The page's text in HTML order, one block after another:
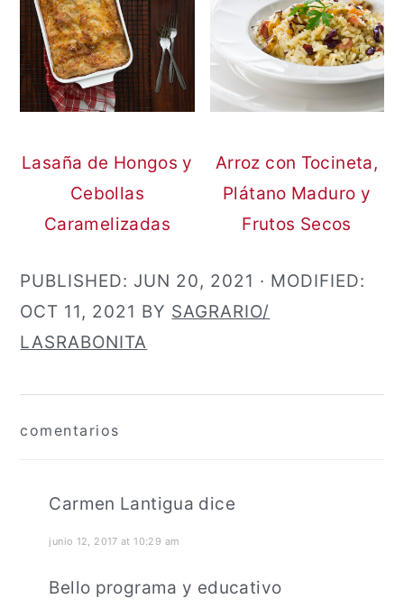
Lasaña de Hongos y
Cebollas
Caramelizadas
Arroz con Tocineta,
Plátano Maduro y
Frutos Secos
PUBLISHED: JUN 20, 2021 · MODIFIED:
OCT 11, 2021 BY SAGRARIO/
LASRABONITA
con
lectores
comentarios
Carmen Lantigua dice
junio 12, 2017 at 10:29 am
Bello programa y educativo